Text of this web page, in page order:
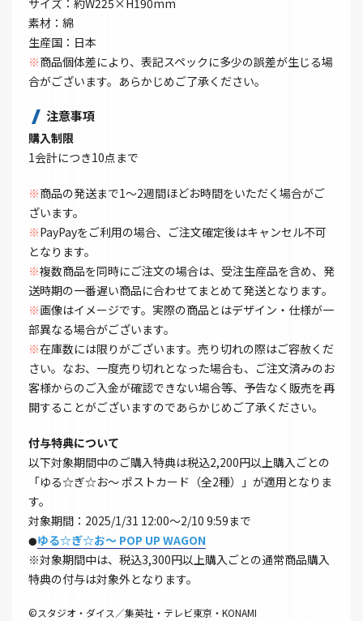
素材：綿
生産国：日本
※商品個体差により、表記スペックに多少の誤差が生じる場
合がございます。あらかじめご了承ください。
注意事項
購入制限
1会計につき10点まで
※商品の発送まで1～2週間ほどお時間をいただく場合がご
ざいます。
※PayPayをご利用の場合、ご注文確定後はキャンセル不可
となります。
※複数商品を同時にご注文の場合は、受注生産品を含め、発
送時期の一番遅い商品に合わせてまとめて発送となります。
※画像はイメージです。実際の商品とはデザイン・仕様が一
部異なる場合がございます。
※在庫数には限りがございます。売り切れの際はご容赦くだ
さい。なお、一度売り切れとなった場合も、ご注文済みのお
客様からのご入金が確認できない場合等、予告なく販売を再
開することがございますのであらかじめご了承ください。
付与特典について
以下対象期間中のご購入特典は税込2,200円以上購入ごとの
「ゆる☆ぎ☆お～ ポストカード（全2種）」が適用となりま
す。
対象期間：2025/1/31 12:00～2/10 9:59まで
●ゆる☆ぎ☆お～ POP UP WAGON
※対象期間中は、税込3,300円以上購入ごとの通常商品購入
特典の付与は対象外となります。
©スタジオ・ダイス／集英社・テレビ東京・KONAMI